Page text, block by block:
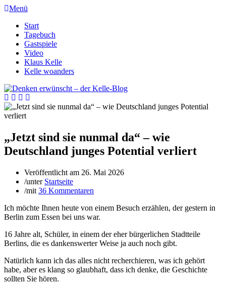
Menü
Start
Tagebuch
Gastspiele
Video
Klaus Kelle
Kelle woanders
„Jetzt sind sie nunmal da“ – wie
Deutschland junges Potential verliert
Veröffentlicht am 26. Mai 2026
/unter Startseite
/mit 36 Kommentaren
Ich möchte Ihnen heute von einem Besuch erzählen, der gestern in
Berlin zum Essen bei uns war.
16 Jahre alt, Schüler, in einem der eher bürgerlichen Stadtteile
Berlins, die es dankenswerter Weise ja auch noch gibt.
Natürlich kann ich das alles nicht recherchieren, was ich gehört
habe, aber es klang so glaubhaft, dass ich denke, die Geschichte
sollten Sie hören.